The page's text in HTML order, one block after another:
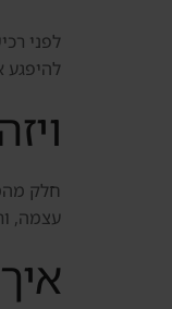
לפני
להיפגע
עצמה,